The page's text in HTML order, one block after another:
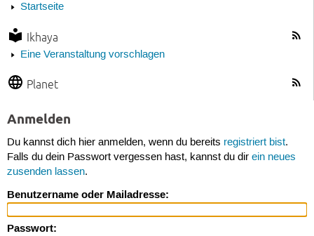
Startseite
Ikhaya
Eine Veranstaltung vorschlagen
Planet
Anmelden
Du kannst dich hier anmelden, wenn du bereits registriert bist.
Falls du dein Passwort vergessen hast, kannst du dir ein neues
zusenden lassen.
Benutzername oder Mailadresse:
Passwort: